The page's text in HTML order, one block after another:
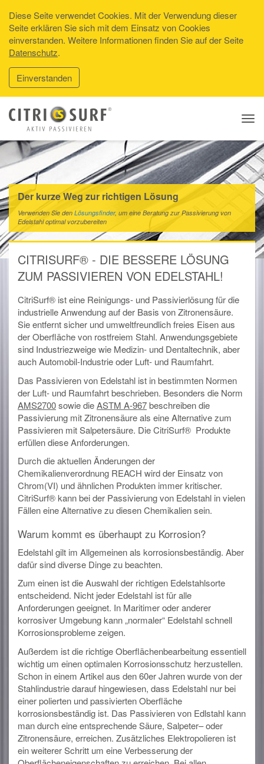
Diese Seite verwendet Cookies. Mit der Verwendung dieser
Seite erklären Sie sich mit dem Einsatz von Cookies
einverstanden. Weitere Informationen finden Sie auf der Seite
Datenschutz.
Einverstanden
Der kurze Weg zur richtigen Lösung
Verwenden Sie den Lösungsfinder, um eine Beratung zur Passivierung von
Edelstahl optimal vorzubereiten
CITRISURF® - DIE BESSERE LÖSUNG
ZUM PASSIVIEREN VON EDELSTAHL!
CitriSurf® ist eine Reinigungs- und Passivierlösung für die
industrielle Anwendung auf der Basis von Zitronensäure.
Sie entfernt sicher und umweltfreundlich freies Eisen aus
der Oberfläche von rostfreiem Stahl. Anwendungsgebiete
sind Industriezweige wie Medizin- und Dentaltechnik, aber
auch Automobil-Industrie oder Luft- und Raumfahrt.
Das Passivieren von Edelstahl ist in bestimmten Normen
der Luft- und Raumfahrt beschrieben. Besonders die Norm
AMS2700sowie dieASTM A-967beschreiben die
Passivierung mit Zitronensäure als eine Alternative zum
Passivieren mit Salpetersäure. Die CitriSurf® Produkte
erfüllen diese Anforderungen.
Durch die aktuellen Änderungen der
Chemikalienverordnung REACH wird der Einsatz von
Chrom(VI) und ähnlichen Produkten immer kritischer.
CitriSurf® kann bei der Passivierung von Edelstahl in vielen
Fällen eine Alternative zu diesen Chemikalien sein.
Warum kommt es überhaupt zu Korrosion?
Edelstahl gilt im Allgemeinen als korrosionsbeständig. Aber
dafür sind diverse Dinge zu beachten.
Zum einen ist die Auswahl der richtigen Edelstahlsorte
entscheidend. Nicht jeder Edelstahl ist für alle
Anforderungen geeignet. In Maritimer oder anderer
korrosiver Umgebung kann „normaler“ Edelstahl schnell
Korrosionsprobleme zeigen.
Außerdem ist die richtige Oberflächenbearbeitung essentiell
wichtig um einen optimalen Korrosionsschutz herzustellen.
Schon in einem Artikel aus den 60er Jahren wurde von der
Stahlindustrie darauf hingewiesen, dass Edelstahl nur bei
einer polierten und passivierten Oberfläche
korrosionsbeständig ist. Das Passivieren von Edlstahl kann
man durch eine entsprechende Säure, Salpeter– oder
Zitronensäure, erreichen. Zusätzliches Elektropolieren ist
ein weiterer Schritt um eine Verbesserung der